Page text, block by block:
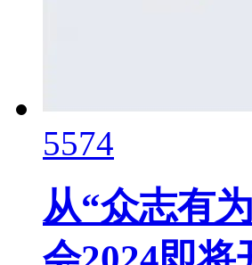
5574
从“众志有